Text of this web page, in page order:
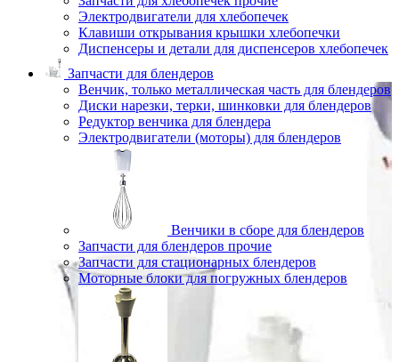
Электродвигатели для хлебопечек
Клавиши открывания крышки хлебопечки
Диспенсеры и детали для диспенсеров хлебопечек
Запчасти для блендеров
Венчик, только металлическая часть для блендеров
Диски нарезки, терки, шинковки для блендеров
Редуктор венчика для блендера
Электродвигатели (моторы) для блендеров
Венчики в сборе для блендеров
Запчасти для блендеров прочие
Запчасти для стационарных блендеров
Моторные блоки для погружных блендеров